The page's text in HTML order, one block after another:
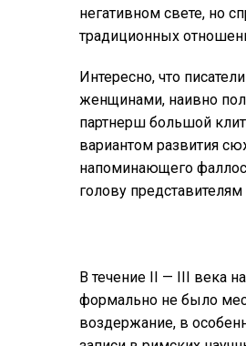
негативном свете, но
традиционных
Интересно, что
женщинами, наивно
партнерш большой
вариантом развития
напоминающего
голову представителям
В течение II — III века
формально не было
воздержание, в